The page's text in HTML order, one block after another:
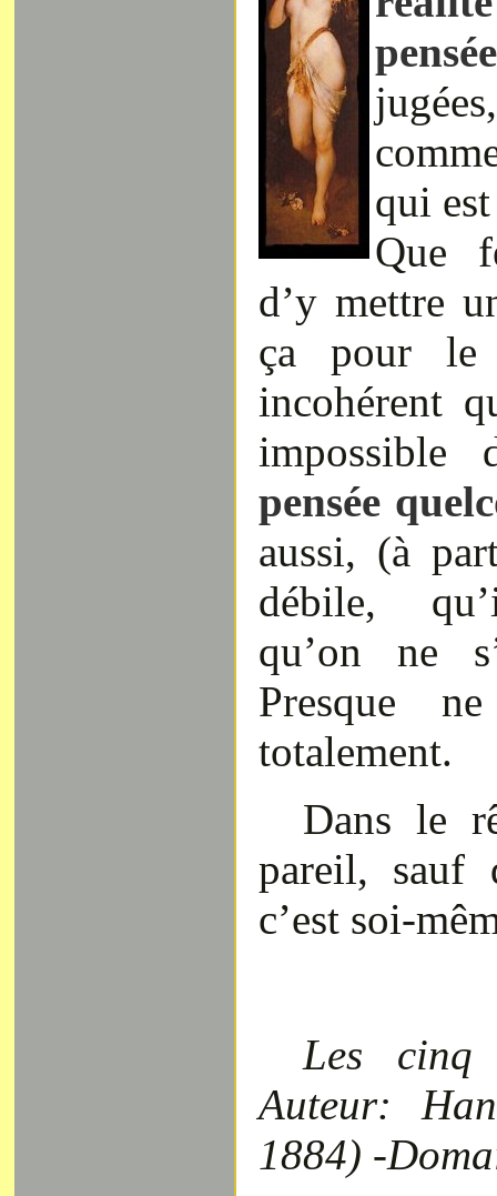
qui
Que
d’y mettre
ça pour le
incohérent
impossible
pensée
aussi, (à
débile,
qu’on ne
Presque
totalement.
Dans le
pareil, sauf
c’est soi-
Les
Auteur:
1884) -